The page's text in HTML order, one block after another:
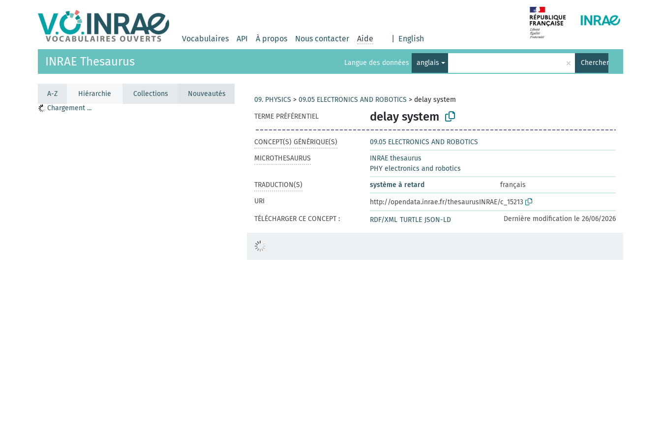
Vocabulaires API À propos Nous contacter Aide English
INRAE Thesaurus Langue des données anglais × Chercher
A-Z Hiérarchie Collections
Nouveautés
Chargement ...
09. PHYSICS > 09.05 ELECTRONICS AND ROBOTICS > delay system
TERME PRÉFÉRENTIEL
delay system
CONCEPT(S) GÉNÉRIQUE(S)
09.05 ELECTRONICS AND ROBOTICS
MICROTHESAURUS
INRAE thesaurus
PHY electronics and robotics
TRADUCTION(S)
système à retard
français
URI
http://opendata.inrae.fr/thesaurusINRAE/c_15213
TÉLÉCHARGER CE CONCEPT :
RDF/XML TURTLE JSON-LD Dernière modification le 26/06/2026